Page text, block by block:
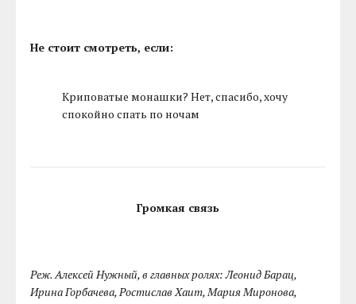
Не стоит смотреть, если:
Криповатые монашки? Нет, спасибо, хочу
спокойно спать по ночам
Громкая связь
Реж. Алексей Нужный, в главных ролях: Леонид Барац,
Ирина Горбачева, Ростислав Хаит, Мария Миронова,